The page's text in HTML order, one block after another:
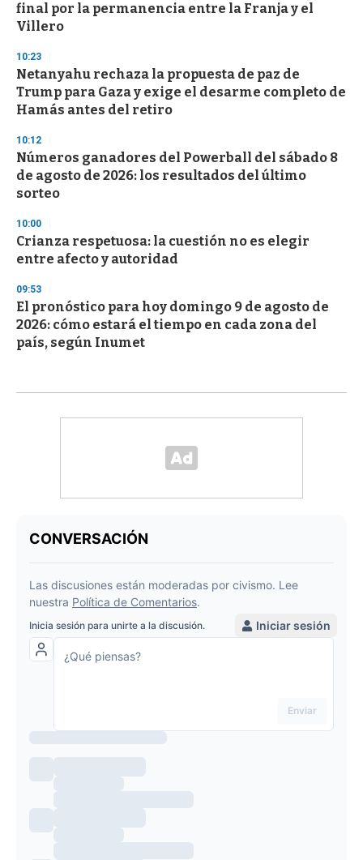
final por la permanencia entre la Franja y el
Villero
10:23
Netanyahu rechaza la propuesta de paz de
Trump para Gaza y exige el desarme completo de
Hamás antes del retiro
10:12
Números ganadores del Powerball del sábado 8
de agosto de 2026: los resultados del último
sorteo
10:00
Crianza respetuosa: la cuestión no es elegir
entre afecto y autoridad
09:53
El pronóstico para hoy domingo 9 de agosto de
2026: cómo estará el tiempo en cada zona del
país, según Inumet